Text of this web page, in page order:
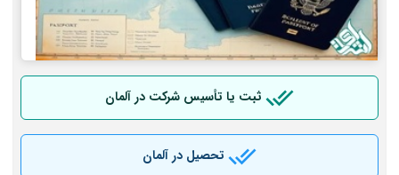
ثبت یا تأسیس شرکت در آلمان
تحصیل در آلمان